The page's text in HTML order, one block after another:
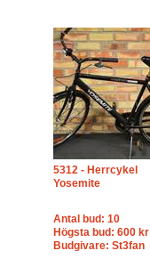
5312 - Herrcykel
Yosemite
Antal bud: 10
Högsta bud: 600 kr
Budgivare: St3fan